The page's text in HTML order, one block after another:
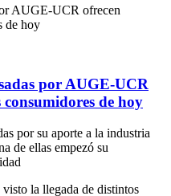
AUGE-UCR ofrecen
de hoy
por AUGE-UCR
consumidores de hoy
por su aporte a la industria
de ellas empezó su
la llegada de distintos